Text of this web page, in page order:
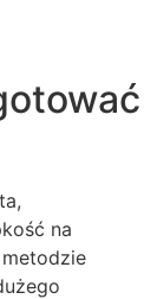
na